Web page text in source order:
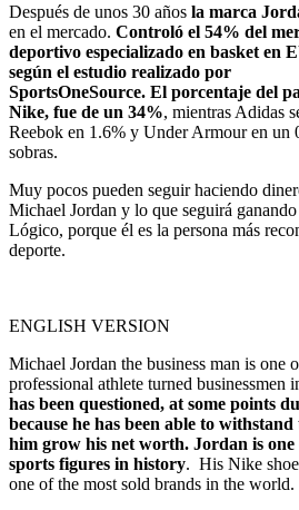
Después de unos 30 años la marca
en el mercado. Controló el 54% del
deportivo especializado en basket en
según el estudio realizado por
SportsOneSource. El porcentaje del
Nike, fue de un 34%, mientras Adidas
Reebok en 1.6% y Under Armour en un
sobras.
Muy pocos pueden seguir haciendo
Michael Jordan y lo que seguirá
Lógico, porque él es la persona más
deporte.
ENGLISH VERSION
Michael Jordan the business man is one
professional athlete turned businessmen
has been questioned, at some points
because he has been able to
him grow his net worth. Jordan is one
sports figures in history. His Nike
one of the most sold brands in the world.